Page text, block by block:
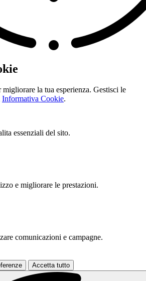
la tua esperienza. Gestisci le
Informativa Cookie.
essenziali del sito.
e migliorare le prestazioni.
comunicazioni e campagne.
Accetta tutto